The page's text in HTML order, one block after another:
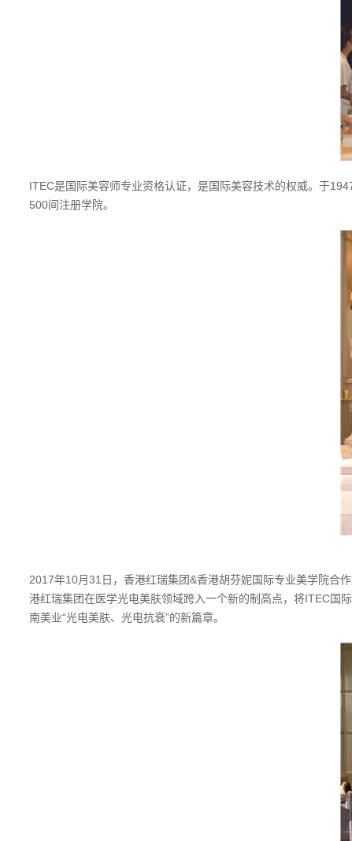
ITEC是国际美容师专业资格认证，是国际美容技术的权威。于
500间注册学院。
2017年10月31日，香港红瑞集团&香港胡芬妮国际专业美学院合
港红瑞集团在医学光电美肤领域跨入一个新的制高点，将ITEC国
南美业“光电美肤、光电抗衰”的新篇章。